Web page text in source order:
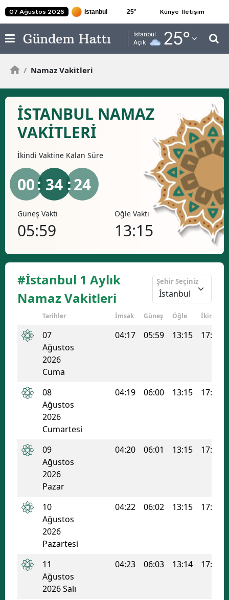
07 Ağustos 2026 25° Künye İletişim
İstanbul
Açık
25°
Adana
Adıyaman
Amasya
Ankara
Antalya
Artvin
Aydın
Balıkesir
Bingöl
Bitlis
Bolu
Çankırı
Diyarbakır
Erzincan
/ Namaz Vakitleri
İSTANBUL NAMAZ
VAKİTLERİ
İkindi Vaktine Kalan Süre
00: 34 :24
Güneş Vakti
05:59
Öğle Vakti
13:15
#İstanbul 1 Aylık
Namaz Vakitleri
Şehir Seçiniz
Tarihler İmsak Güneş Öğle İkindi
07
Ağustos
2026
Cuma
04:17 05:59 13:15 17:07
08
Ağustos
2026
Cumartesi
04:19 06:00 13:15 17:07
09
Ağustos
2026
Pazar
04:20 06:01 13:15 17:06
10
Ağustos
2026
Pazartesi
04:22 06:02 13:15 17:06
11
Ağustos
2026 Salı
04:23 06:03 13:14 17:05